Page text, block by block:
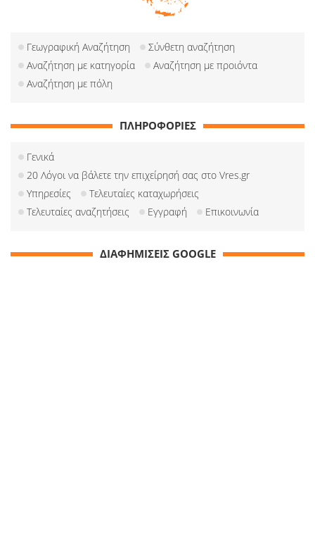
Γεωγραφική Αναζήτηση
Σύνθετη αναζήτηση
Αναζήτηση με κατηγορία
Αναζήτηση με προιόντα
Αναζήτηση με πόλη
ΠΛΗΡΟΦΟΡΙΕΣ
Γενικά
20 Λόγοι να βάλετε την επιχείρησή σας στο Vres.gr
Υπηρεσίες
Τελευταίες καταχωρήσεις
Τελευταίες αναζητήσεις
Εγγραφή Επικοινωνία
ΔΙΑΦΗΜΙΣΕΙΣ GOOGLE